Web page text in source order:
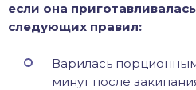
если она
следующих правил:
Варилась
минут после